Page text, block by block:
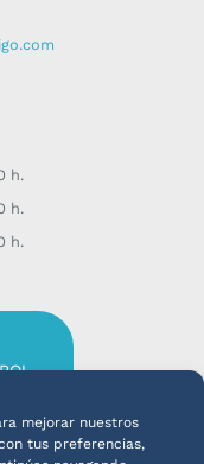
mejorar nuestros
tus preferencias,
h.
h.
h.